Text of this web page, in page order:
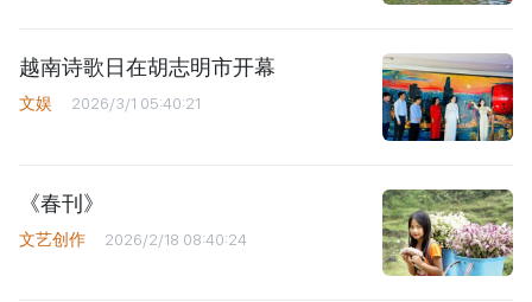
越南诗歌日在胡志明市开幕
文娱 2026/3/1 05:40:21
《春刊》
文艺创作 2026/2/18 08:40:24